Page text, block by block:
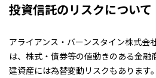
投資信託のリスクについて
アライアンス・バーンスタイン株式会
は、株式・債券等の値動きのある金
建資産には為替変動リスクもあります